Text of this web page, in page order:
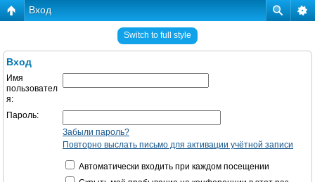
Вход
Switch to full style
Вход
Имя
пользовател
я:
Пароль:
Забыли пароль?
Повторно выслать письмо для активации учётной записи
Автоматически входить при каждом посещении